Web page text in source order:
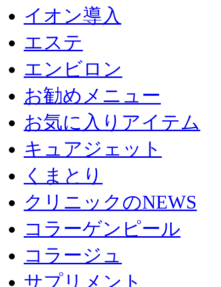
イオン導入
エステ
エンビロン
お勧めメニュー
お気に入りアイテム
キュアジェット
くまとり
クリニックのNEWS
コラーゲンピール
コラージュ
サプリメント